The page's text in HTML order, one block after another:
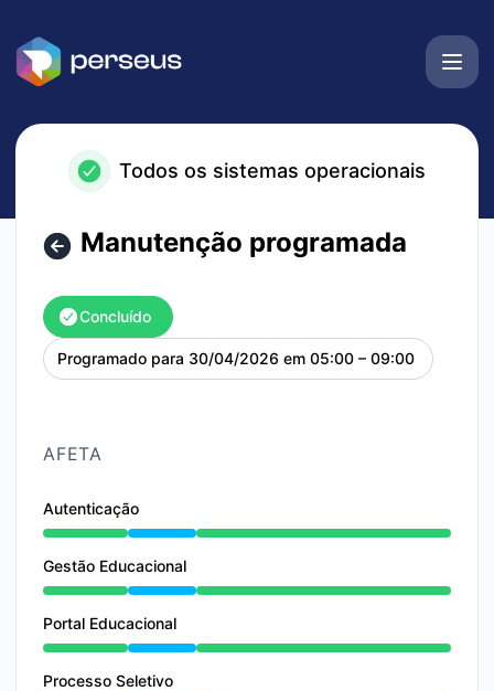
Todos os sistemas operacionais
Manutenção programada
Concluído
Programado para 30/04/2026 em 05:00 – 09:00 UTC
AFETA
Autenticação
Manutenção undefined 5:00 AM para 9:00 AM
Gestão Educacional
Manutenção undefined 5:00 AM para 9:00 AM
Portal Educacional
Manutenção undefined 5:00 AM para 9:00 AM
Processo Seletivo